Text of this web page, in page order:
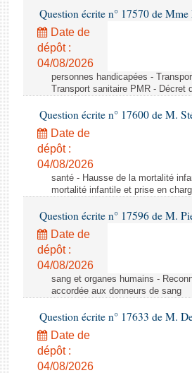
Question écrite n° 17570 de
Date de
dépôt :
04/08/2026
personnes handicapées -
Transport sanitaire PMR -
Question écrite n° 17600 de M.
Date de
dépôt :
04/08/2026
santé - Hausse de la mortalité
mortalité infantile et prise en
Question écrite n° 17596 de M.
Date de
dépôt :
04/08/2026
sang et organes humains -
accordée aux donneurs de sang
Question écrite n° 17633 de M.
Date de
dépôt :
04/08/2026